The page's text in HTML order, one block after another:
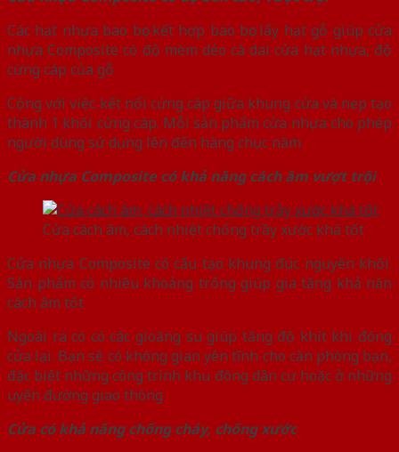
Các hạt nhựa bao bọc kết hợp bao bọc lấy hạt gỗ giúp cửa
nhựa Composite có độ mèm dẻo cà dai cửa hạt nhựa, độ
cứng cáp của gỗ
Cộng với việc kết nối cứng cáp giữa khung cửa và nẹp tạo
thành 1 khối cứng cáp. Mỗi sản phẩm cửa nhựa cho phép
người dùng sử dụng lên đến hàng chục năm
Cửa nhựa Composite có khả năng cách âm vượt trội
Cửa cách âm, cách nhiệt chống trầy xước khá tốt
Cửa nhựa Composite có cấu tạo khung đúc nguyên khối.
Sản phẩm có nhiều khoảng trống giúp gia tăng khả năn
cách âm tốt
Ngoài ra có có các gioăng su giúp tăng độ khít khi đóng
cửa lại. Bạn sẽ có không gian yên tĩnh cho căn phòng bạn,
đặc biệt những công trình khu đông dân cư hoặc ở những
uyến đường giao thông
Cửa có khả năng chống cháy, chống xước